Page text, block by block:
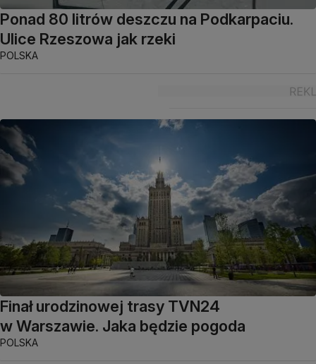
Ponad 80 litrów deszczu na Podkarpaciu.
Ulice Rzeszowa jak rzeki
POLSKA
Finał urodzinowej trasy TVN24
w Warszawie. Jaka będzie pogoda
POLSKA